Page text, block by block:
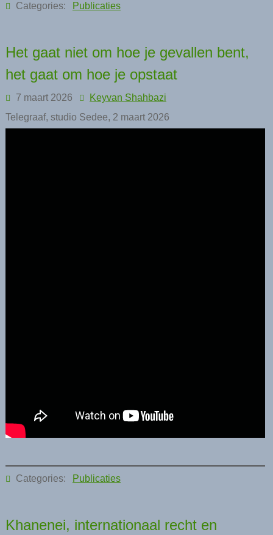
Categories: Publicaties
Het gaat niet om hoe je gevallen bent,
het gaat om hoe je opstaat
7 maart 2026
Keyvan Shahbazi
Telegraaf, studio Sedee, 2 maart 2026
Categories: Publicaties
Khanenei, internationaal recht en